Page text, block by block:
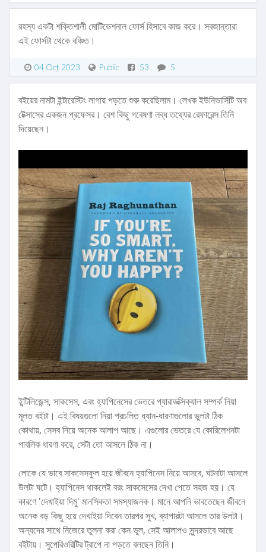
রহস্য একটা শক্তিশালী মোটিভেশনাল ফোর্স হিসাবে কাজ করে। সবজান্তারা
এই ফোর্সটা থেকে বঞ্চিত।
04 Oct 2023 Public 53 5
বইয়ের নামটা ইন্টারেস্টিং লাগায় পড়তে শুরু করেছিলাম। লেখক ইউনিভার্সিটি অব
টেক্সাসের একজন প্রফেসর। বেশ কিছু গবেষণা লব্ধ তথ্যের রেফারেন্স তিনি
দিয়েছেন।
ইন্টিলিজেন্স, সাকসেস, এবং হ্যাপিনেসের ভেতরে প্যারাডক্সিক্যাল সম্পর্ক নিয়া
মূলত বইটা। এই বিষয়গুলো নিয়া প্রচলিত ধ্যান-ধারণাগুলোর ভুলটা ঠিক
কোথায়, সেসব নিয়ে অনেক আলাপ আছে। এগুলোর ভেতরে যে কোরিলেশনটা
পাবলিক ধারণা করে, সেটা তো আসলে ঠিক না।
লোকে যে ভাবে সাকসেসফুল হয়ে জীবনে হ্যাপিনেস নিয়ে আসবে, ঘটনাটা আসলে
উলটা ঘটে। হ্যাপিনেস থাকলেই বরং সাকসেসের দেখা পেতে সহজ হয়। যে
কারণে 'দেখাইয়া দিমু' মানসিকতা সমস্যাজনক। মানে আপনি ভাবতেছেন জীবনে
অনেক বড় কিছু হয়ে দেখাইয়া দিবেন তারপর সুখ, ব্যাপারটা আসলে তার উলটা।
অন্যদের সাথে নিজেরে তুলনা করা কেন ভুল, সেই আলাপও সুন্দরভাবে আছে
বইটায়। সুপেরিওরিটির ট্রাপে না পড়তে বলছেন তিনি।